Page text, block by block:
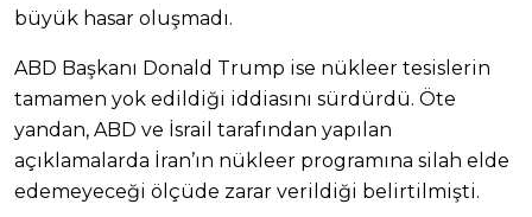
büyük hasar oluşmadı.
ABD Başkanı Donald Trump ise nükleer tesislerin
tamamen yok edildiği iddiasını sürdürdü. Öte
yandan, ABD ve İsrail tarafından yapılan
açıklamalarda İran’ın nükleer programına silah elde
edemeyeceği ölçüde zarar verildiği belirtilmişti.